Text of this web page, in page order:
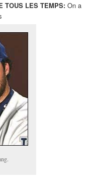
TOUS LES TEMPS: On a